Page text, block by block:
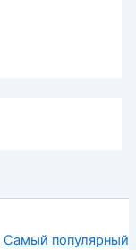
Самый популярный